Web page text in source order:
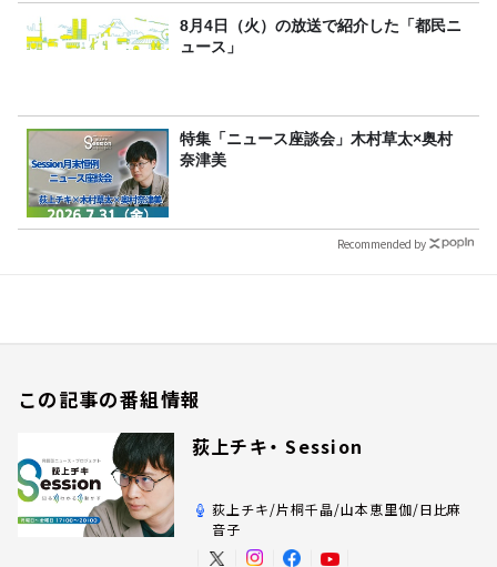
8月4日（火）の放送で紹介した「都民ニ
ュース」
特集「ニュース座談会」木村草太×奥村
奈津美
Recommended by
この記事の番組情報
荻上チキ・ Session
荻上チキ/片桐千晶/山本恵里伽/日比麻
音子